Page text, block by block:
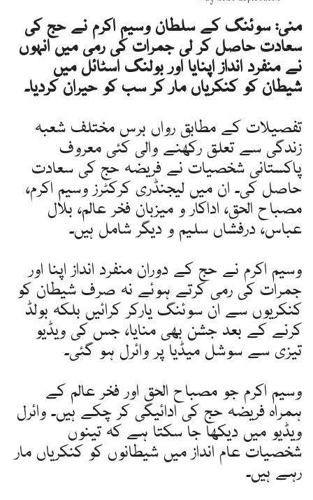
منی: سوئنگ کے سلطان وسیم اکرم نے حج کی
سعادت حاصل کر لی جمرات کی رمی میں انہوں
نے منفرد انداز اپنایا اور بولنگ اسٹائل میں
شیطان کو کنکریاں مار کر سب کو حیران کردیا۔
تفصیلات کے مطابق رواں برس مختلف شعبہ
زندگی سے تعلق رکھنے والی کئی معروف
پاکستانی شخصیات نے فریضہ حج کی سعادت
حاصل کی۔ ان میں لیجنڈری کرکٹرز وسیم اکرم،
مصباح الحق، اداکار و میزبان فخر عالم، بلال
عباس، درفشاں سلیم و دیگر شامل ہیں۔
وسیم اکرم نے حج کے دوران منفرد انداز اپنا اور
جمرات کی رمی کرتے ہوئے نہ صرف شیطان کو
کنکریوں سے ان سوئنگ یارکر کرائیں بلکہ بولڈ
کرنے کے بعد جشن بھی منایا، جس کی ویڈیو
تیزی سے سوشل میڈیا پر وائرل ہو گئی۔
وسیم اکرم جو مصباح الحق اور فخر عالم کے
ہمراہ فریضہ حج کی ادائیگی کر چکے ہیں۔ وائرل
ویڈیو میں دیکھا جا سکتا ہے کہ تینوں
شخصیات عام انداز میں شیطانوں کو کنکریاں مار
رہے ہیں۔